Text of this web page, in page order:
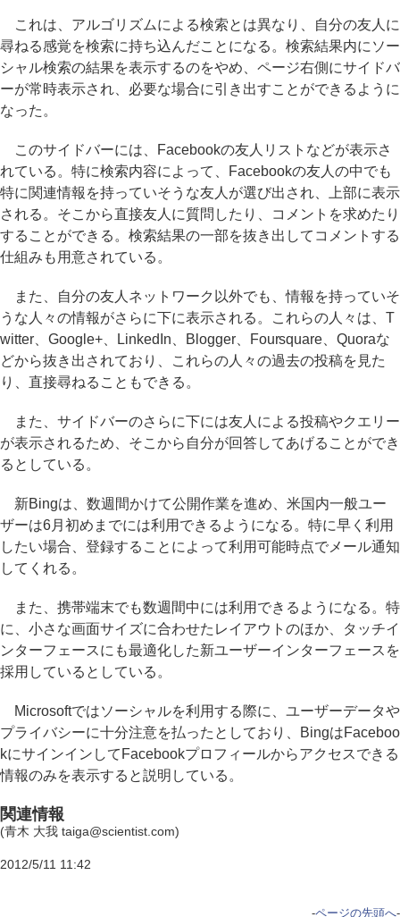
これは、アルゴリズムによる検索とは異なり、自分の友人に
尋ねる感覚を検索に持ち込んだことになる。検索結果内にソー
シャル検索の結果を表示するのをやめ、ページ右側にサイドバ
ーが常時表示され、必要な場合に引き出すことができるように
なった。
このサイドバーには、Facebookの友人リストなどが表示さ
れている。特に検索内容によって、Facebookの友人の中でも
特に関連情報を持っていそうな友人が選び出され、上部に表示
される。そこから直接友人に質問したり、コメントを求めたり
することができる。検索結果の一部を抜き出してコメントする
仕組みも用意されている。
また、自分の友人ネットワーク以外でも、情報を持っていそ
うな人々の情報がさらに下に表示される。これらの人々は、T
witter、Google+、LinkedIn、Blogger、Foursquare、Quoraな
どから抜き出されており、これらの人々の過去の投稿を見た
り、直接尋ねることもできる。
また、サイドバーのさらに下には友人による投稿やクエリー
が表示されるため、そこから自分が回答してあげることができ
るとしている。
新Bingは、数週間かけて公開作業を進め、米国内一般ユー
ザーは6月初めまでには利用できるようになる。特に早く利用
したい場合、登録することによって利用可能時点でメール通知
してくれる。
また、携帯端末でも数週間中には利用できるようになる。特
に、小さな画面サイズに合わせたレイアウトのほか、タッチイ
ンターフェースにも最適化した新ユーザーインターフェースを
採用しているとしている。
Microsoftではソーシャルを利用する際に、ユーザーデータや
プライバシーに十分注意を払ったとしており、BingはFaceboo
kにサインインしてFacebookプロフィールからアクセスできる
情報のみを表示すると説明している。
関連情報
(青木 大我 taiga@scientist.com)
2012/5/11 11:42
-ページの先頭へ-